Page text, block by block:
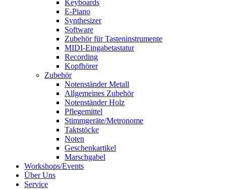
Keyboards
E-Piano
Synthesizer
Software
Zubehör für Tasteninstrumente
MIDI-Eingabetastatur
Recording
Kopfhörer
Zubehör
Notenständer Metall
Allgemeines Zubehör
Notenständer Holz
Pflegemittel
Stimmgeräte/Metronome
Taktstöcke
Noten
Geschenkartikel
Marschgabel
Workshops/Events
Über Uns
Service